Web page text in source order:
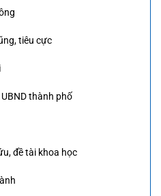
tiêu cực
thành phố
đề tài khoa học